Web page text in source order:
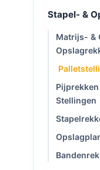
Stapel- &
Matrijs- &
Stellingen
Bandenrek